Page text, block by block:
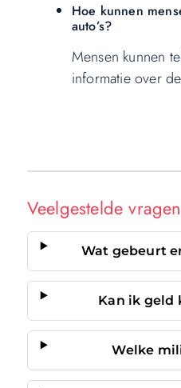
Hoe kunnen
auto’s?
Mensen kunnen
informatie over
Veelgestelde vragen
Wat gebeurt
Kan ik geld
Welke